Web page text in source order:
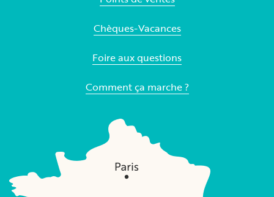
Chèques-Vacances
Foire aux questions
Comment ça marche ?